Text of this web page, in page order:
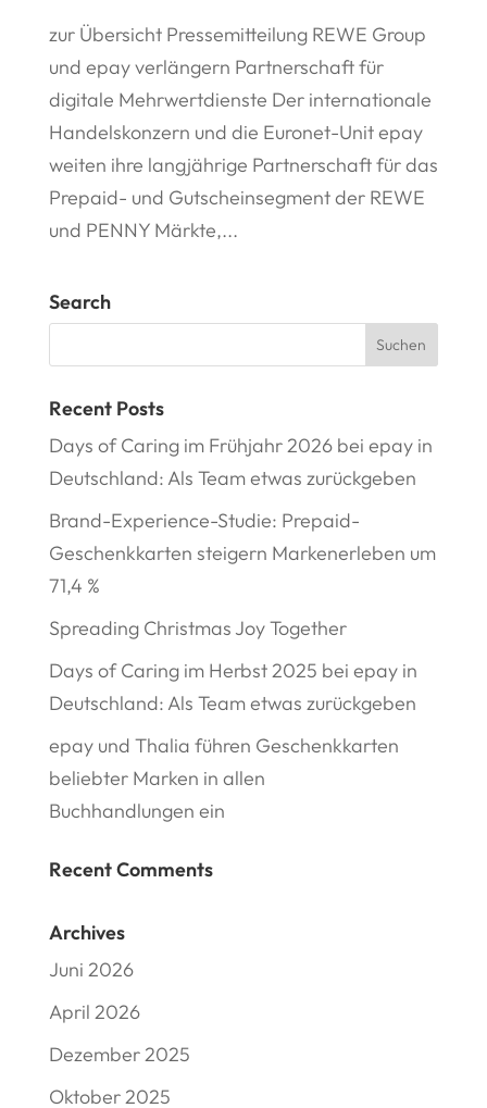
zur Übersicht Pressemitteilung REWE Group
und epay verlängern Partnerschaft für
digitale Mehrwertdienste Der internationale
Handelskonzern und die Euronet-Unit epay
weiten ihre langjährige Partnerschaft für das
Prepaid- und Gutscheinsegment der REWE
und PENNY Märkte,...
Search
Recent Posts
Days of Caring im Frühjahr 2026 bei epay in
Deutschland: Als Team etwas zurückgeben
Brand-Experience-Studie: Prepaid-
Geschenkkarten steigern Markenerleben um
71,4 %
Spreading Christmas Joy Together
Days of Caring im Herbst 2025 bei epay in
Deutschland: Als Team etwas zurückgeben
epay und Thalia führen Geschenkkarten
beliebter Marken in allen
Buchhandlungen ein
Recent Comments
Archives
Juni 2026
April 2026
Dezember 2025
Oktober 2025